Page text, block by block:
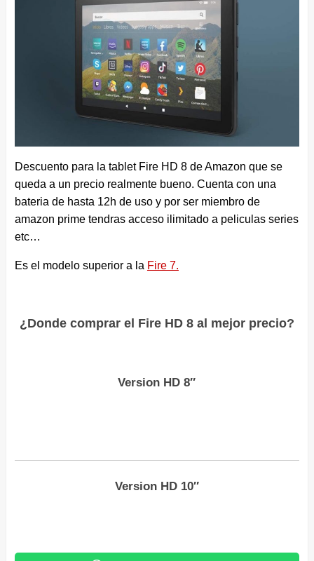
Descuento para la tablet Fire HD 8 de Amazon que se
queda a un precio realmente bueno. Cuenta con una
bateria de hasta 12h de uso y por ser miembro de
amazon prime tendras acceso ilimitado a peliculas series
etc…
Es el modelo superior a la Fire 7.
¿Donde comprar el Fire HD 8 al mejor precio?
Version HD 8″
Version HD 10″